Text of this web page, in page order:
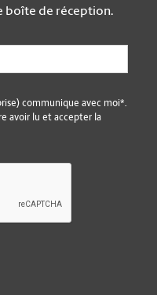
boîte de réception.
communique avec moi*.
avoir lu et accepter la